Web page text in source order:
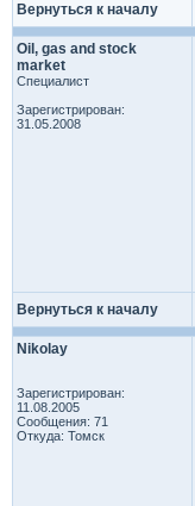
Вернуться к началу
Oil, gas and stock
market
Специалист
Зарегистрирован:
31.05.2008
Вернуться к началу
Nikolay
Зарегистрирован:
11.08.2005
Сообщения: 71
Откуда: Томск